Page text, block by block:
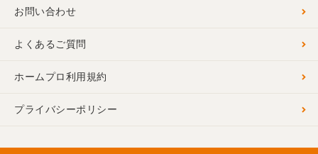
お問い合わせ
よくあるご質問
ホームプロ利用規約
プライバシーポリシー